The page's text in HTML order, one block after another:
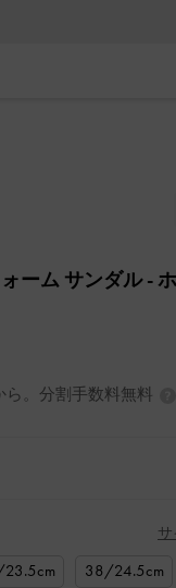
ーム サンダル-
。分割手数料無料
38/24.5cm